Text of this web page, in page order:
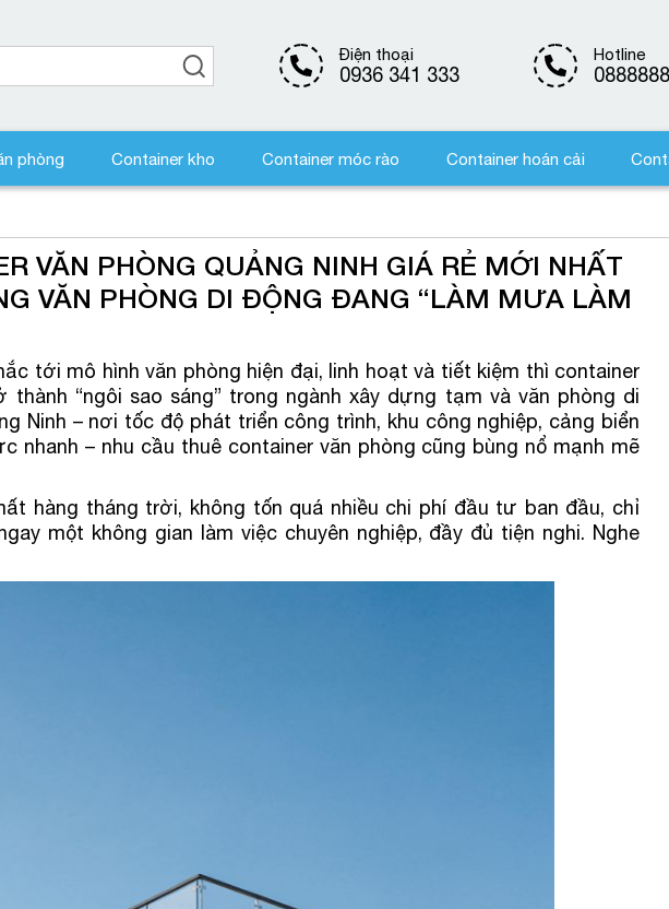
Điện thoại
0936 341 333
Hotline
phòng Container kho Container móc rào Container hoán cải
VĂN PHÒNG QUẢNG NINH GIÁ RẺ MỚI NHẤT
VĂN PHÒNG DI ĐỘNG ĐANG “LÀM MƯA LÀM
tới mô hình văn phòng hiện đại, linh hoạt và tiết kiệm thì container
“ngôi sao sáng” trong ngành xây dựng tạm và văn phòng di
Ninh – nơi tốc độ phát triển công trình, khu công nghiệp, cảng biển
nhanh – nhu cầu thuê container văn phòng cũng bùng nổ mạnh mẽ
hàng tháng trời, không tốn quá nhiều chi phí đầu tư ban đầu, chỉ
một không gian làm việc chuyên nghiệp, đầy đủ tiện nghi. Nghe